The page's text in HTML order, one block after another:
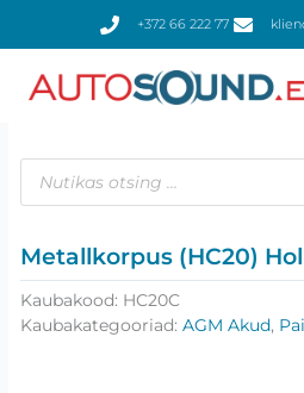
+372 66 222 77
Products
search
Metallkorpus (HC20)
Kaubakood: HC20C
Kaubakategooriad: AGM Akud,